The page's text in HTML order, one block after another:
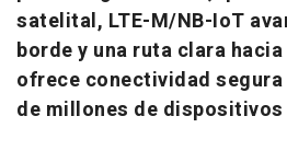
satelital, LTE-M/NB-IoT
borde y una ruta clara hacia
ofrece conectividad
de millones de dispositivos